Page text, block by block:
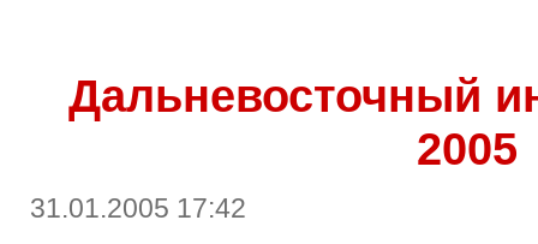
Дальневосточный
2005
31.01.2005 17:42